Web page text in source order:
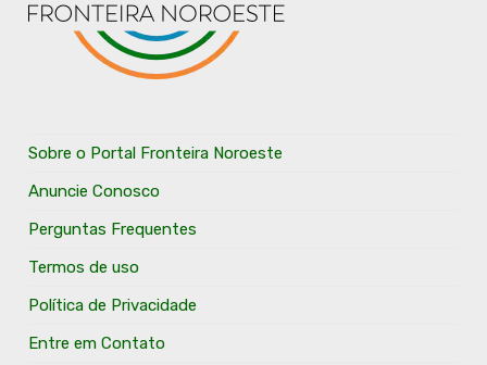
Sobre o Portal Fronteira Noroeste
Anuncie Conosco
Perguntas Frequentes
Termos de uso
Política de Privacidade
Entre em Contato